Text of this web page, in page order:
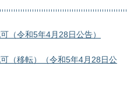
（令和5年4月28日公告）
（移転）（令和5年4月28日公